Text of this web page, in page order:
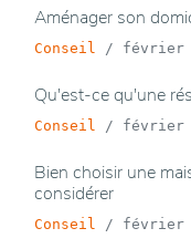
Aménager son
Conseil / février
Qu'est-ce qu'une
Conseil / février
Bien choisir une
considérer
Conseil / février